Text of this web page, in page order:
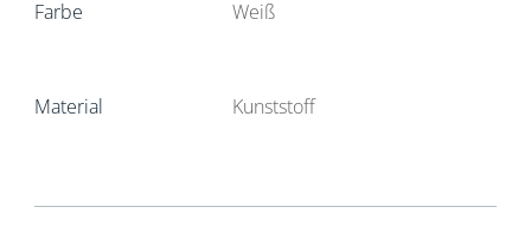
Farbe Weiß
Material Kunststoff